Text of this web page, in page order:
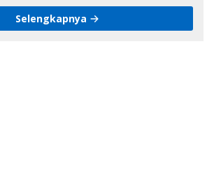
Selengkapnya